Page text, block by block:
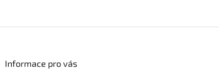
Informace pro vás